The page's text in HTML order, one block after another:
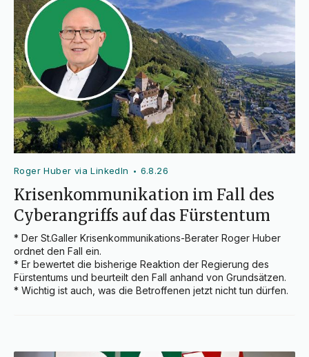
Roger Huber via LinkedIn • 6.8.26
Krisenkommunikation im Fall des
Cyberangriffs auf das Fürstentum
* Der St.Galler Krisenkommunikations-Berater Roger Huber
ordnet den Fall ein.
* Er bewertet die bisherige Reaktion der Regierung des
Fürstentums und beurteilt den Fall anhand von Grundsätzen.
* Wichtig ist auch, was die Betroffenen jetzt nicht tun dürfen.